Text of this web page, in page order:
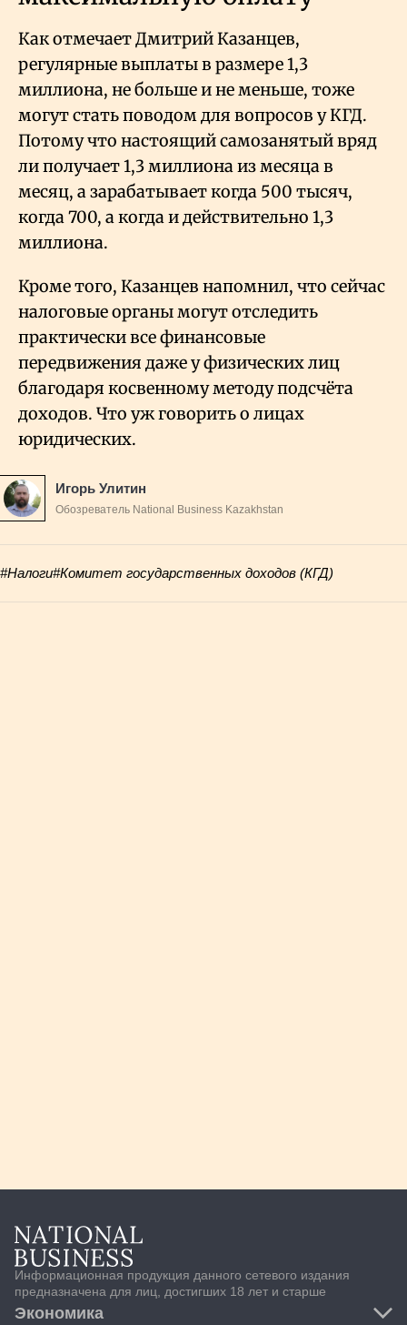
Как отмечает Дмитрий Казанцев,
регулярные выплаты в размере 1,3
миллиона, не больше и не меньше, тоже
могут стать поводом для вопросов у КГД.
Потому что настоящий самозанятый вряд
ли получает 1,3 миллиона из месяца в
месяц, а зарабатывает когда 500 тысяч,
когда 700, а когда и действительно 1,3
миллиона.
Кроме того, Казанцев напомнил, что сейчас
налоговые органы могут отследить
практически все финансовые
передвижения даже у физических лиц
благодаря косвенному методу подсчёта
доходов. Что уж говорить о лицах
юридических.
Игорь Улитин
Обозреватель National Business Kazakhstan
#Налоги#Комитет государственных доходов (КГД)
Информационная продукция данного сетевого издания
предназначена для лиц, достигших 18 лет и старше
Экономика